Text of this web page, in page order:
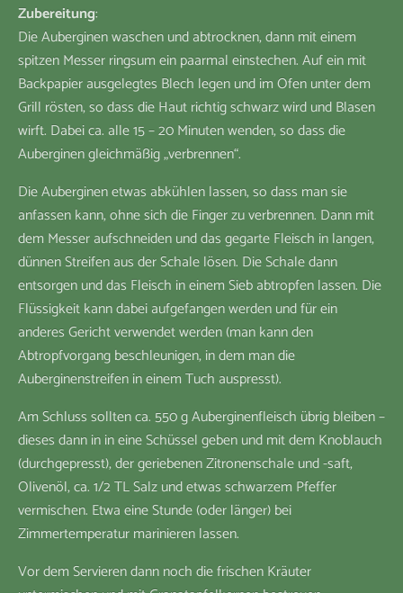
Zubereitung:
Die Auberginen waschen und abtrocknen, dann mit einem
spitzen Messer ringsum ein paarmal einstechen. Auf ein mit
Backpapier ausgelegtes Blech legen und im Ofen unter dem
Grill rösten, so dass die Haut richtig schwarz wird und Blasen
wirft. Dabei ca. alle 15 – 20 Minuten wenden, so dass die
Auberginen gleichmäßig „verbrennen“.
Die Auberginen etwas abkühlen lassen, so dass man sie
anfassen kann, ohne sich die Finger zu verbrennen. Dann mit
dem Messer aufschneiden und das gegarte Fleisch in langen,
dünnen Streifen aus der Schale lösen. Die Schale dann
entsorgen und das Fleisch in einem Sieb abtropfen lassen. Die
Flüssigkeit kann dabei aufgefangen werden und für ein
anderes Gericht verwendet werden (man kann den
Abtropfvorgang beschleunigen, in dem man die
Auberginenstreifen in einem Tuch auspresst).
Am Schluss sollten ca. 550 g Auberginenfleisch übrig bleiben –
dieses dann in in eine Schüssel geben und mit dem Knoblauch
(durchgepresst), der geriebenen Zitronenschale und -saft,
Olivenöl, ca. 1/2 TL Salz und etwas schwarzem Pfeffer
vermischen. Etwa eine Stunde (oder länger) bei
Zimmertemperatur marinieren lassen.
Vor dem Servieren dann noch die frischen Kräuter